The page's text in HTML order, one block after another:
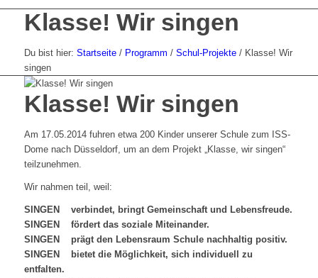
Klasse! Wir singen
Du bist hier: Startseite / Programm / Schul-Projekte / Klasse! Wir
singen
Klasse! Wir singen
Am 17.05.2014 fuhren etwa 200 Kinder unserer Schule zum ISS-
Dome nach Düsseldorf, um an dem Projekt „Klasse, wir singen“
teilzunehmen.
Wir nahmen teil, weil:
SINGEN verbindet, bringt Gemeinschaft und Lebensfreude.
SINGEN fördert das soziale Miteinander.
SINGEN prägt den Lebensraum Schule nachhaltig positiv.
SINGEN bietet die Möglichkeit, sich individuell zu
entfalten.